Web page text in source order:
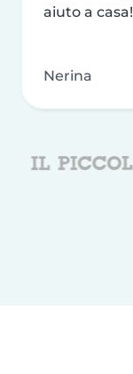
aiuto a casa!
Nerina